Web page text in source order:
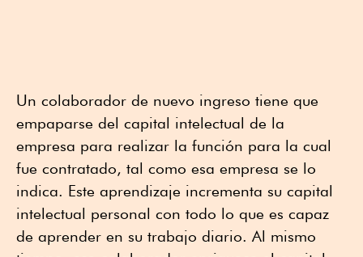
Un colaborador de nuevo ingreso tiene que
empaparse del capital intelectual de la
empresa para realizar la función para la cual
fue contratado, tal como esa empresa se lo
indica. Este aprendizaje incrementa su capital
intelectual personal con todo lo que es capaz
de aprender en su trabajo diario. Al mismo